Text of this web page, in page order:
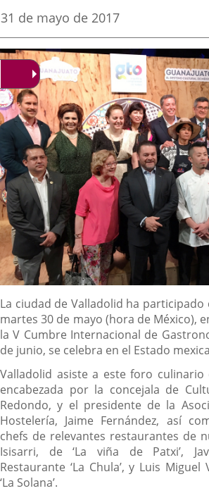
Fecha
la
noticia
31 de mayo de 2017
Descripción
La ciudad de Valladolid ha participado
martes 30 de mayo (hora de México),
la V Cumbre Internacional de
de junio, se celebra en el Estado
Valladolid asiste a este foro culinario
encabezada por la concejala de
Redondo, y el presidente de la
Hostelería, Jaime Fernández, así
chefs de relevantes restaurantes de
Isisarri, de ‘La viña de Patxi’,
Restaurante ‘La Chula’, y Luis Miguel
‘La Solana’.